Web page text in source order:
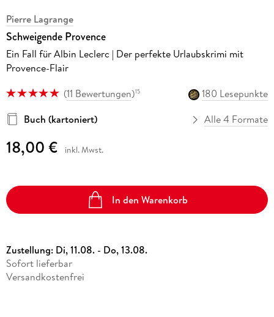
Pierre Lagrange
Schweigende Provence
Ein Fall für Albin Leclerc | Der perfekte Urlaubskrimi mit
Provence-Flair
(11 Bewertungen)15
180 Lesepunkte
Buch (kartoniert)
Alle 4 Formate
18,00 € inkl. Mwst.
In den Warenkorb
Zustellung: Di, 11.08. - Do, 13.08.
Sofort lieferbar
Versandkostenfrei